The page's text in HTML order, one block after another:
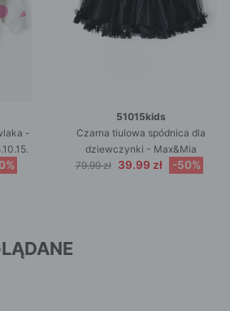
-
51015kids
Czarna tiulowa spódnica dla
dziewczynki - Max&Mia
79.99 zł
39.99 zł -50%